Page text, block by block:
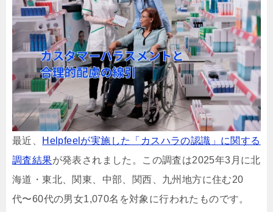
最近、
Helpfeelが実施した「カスハラの認識」に関する
調査結果が発表されました。この調査は2025年3月に北
海道・東北、関東、中部、関西、九州地方に住む20
代〜60代の男女1,070名を対象に行われたものです。